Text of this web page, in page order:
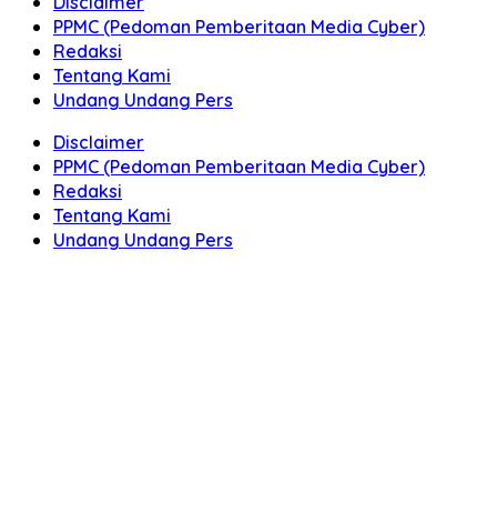
PPMC (Pedoman Pemberitaan Media Cyber)
Redaksi
Tentang Kami
Undang Undang Pers
Disclaimer
PPMC (Pedoman Pemberitaan Media Cyber)
Redaksi
Tentang Kami
Undang Undang Pers